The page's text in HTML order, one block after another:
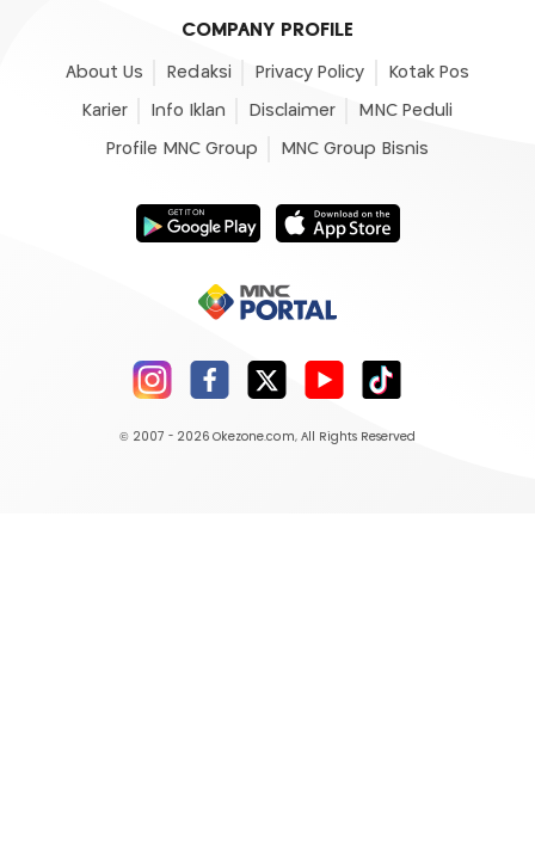
COMPANY PROFILE
About Us Redaksi Privacy Policy Kotak Pos
Karier Info Iklan Disclaimer MNC Peduli
Profile MNC Group MNC Group Bisnis
© 2007 - 2026 Okezone.com, All Rights Reserved